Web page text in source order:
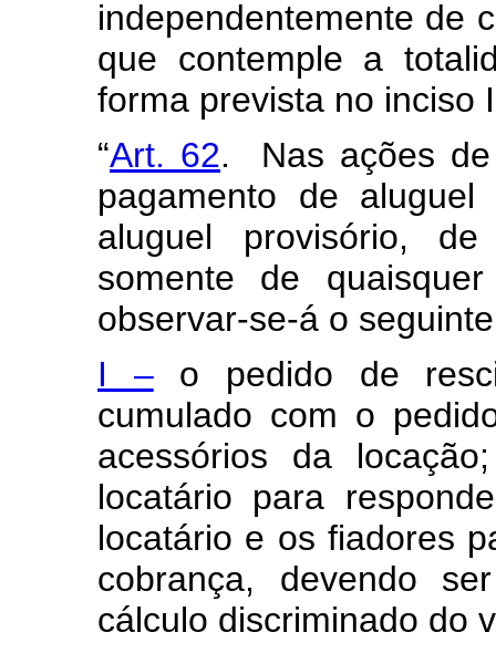
independentemente de
que contemple a
forma prevista no inciso
“Art. 62. Nas ações de
pagamento de
aluguel provisório,
somente de
observar-se-á o
I –o pedido de
cumulado com o
acessórios da
locatário para
locatário e os fiadores
cobrança, devendo
cálculo discriminado do